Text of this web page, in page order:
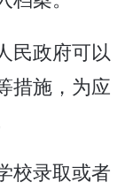
民政府可以
措施，为应
校录取或者